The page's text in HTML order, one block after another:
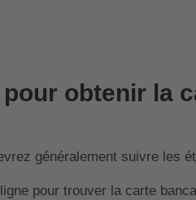
obtenir la
généralement suivre les
pour trouver la carte